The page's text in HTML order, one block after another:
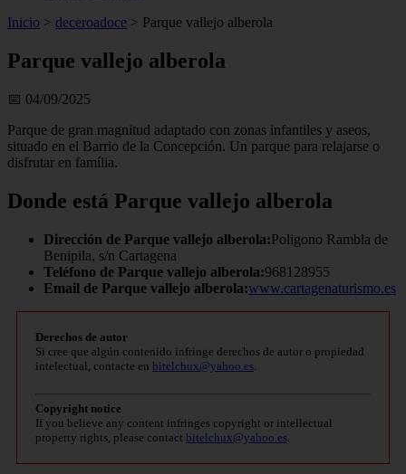
Inicio > deceroadoce > Parque vallejo alberola
Parque vallejo alberola
📅 04/09/2025
Parque de gran magnitud adaptado con zonas infantiles y aseos,
situado en el Barrio de la Concepción. Un parque para relajarse o
disfrutar en família.
Donde está Parque vallejo alberola
Dirección de Parque vallejo alberola:Poligono Rambla de
Benipila, s/n Cartagena
Teléfono de Parque vallejo alberola:968128955
Email de Parque vallejo alberola:www.cartagenaturismo.es
Derechos de autor
Si cree que algún contenido infringe derechos de autor o propiedad
intelectual, contacte en bitelchux@yahoo.es
Copyright notice
If you believe any content infringes copyright or intellectual
property rights, please contact bitelchux@yahoo.es